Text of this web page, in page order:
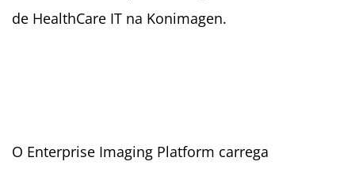
de HealthCare IT na Konimagen.
O Enterprise Imaging Platform carrega